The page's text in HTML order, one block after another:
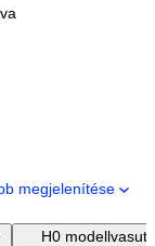
megjelenítése
H0